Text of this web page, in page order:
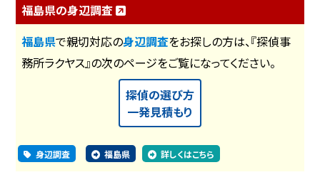
福島県の身辺調査
福島県で親切対応の身辺調査をお探しの方は、『探偵事
務所ラクヤス』の次のページをご覧になってください。
探偵の選び方
一発見積もり
身辺調査 福島県 詳しくはこちら